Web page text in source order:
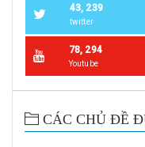
43, 239
twitter
78, 294
Youtube
CÁC CHỦ ĐỀ